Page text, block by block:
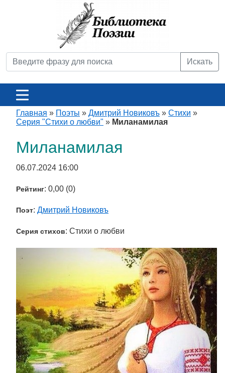
Искать
Главная » Поэты » Дмитрий Новиковъ » Стихи »
Серия "Стихи о любви" » Миланамилая
Миланамилая
06.07.2024 16:00
Рейтинг: 0,00 (0)
Поэт: Дмитрий Новиковъ
Серия стихов: Стихи о любви